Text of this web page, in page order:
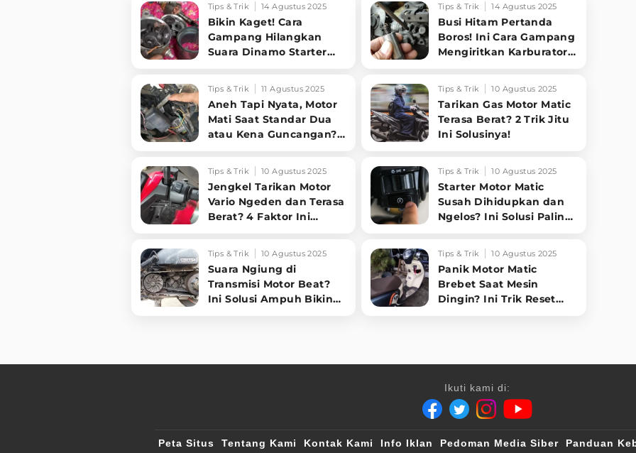
Tips & Trik 14 Agustus 2025
Bikin Kaget! Cara
Gampang Hilangkan
Suara Dinamo Starter
Dimatikan!
Tips & Trik 14 Agustus 2025
Busi Hitam Pertanda
Boros! Ini Cara Gampang
Mengiritkan Karburator
Tips & Trik 11 Agustus 2025
Aneh Tapi Nyata, Motor
Mati Saat Standar Dua
atau Kena Guncangan?
Kabel Ini!
Tips & Trik 10 Agustus 2025
Tarikan Gas Motor Matic
Terasa Berat? 2 Trik Jitu
Ini Solusinya!
Tips & Trik 10 Agustus 2025
Jengkel Tarikan Motor
Vario Ngeden dan Terasa
Berat? 4 Faktor Ini
Keroknya!
Tips & Trik 10 Agustus 2025
Starter Motor Matic
Susah Dihidupkan dan
Ngelos? Ini Solusi Paling
Tips & Trik 10 Agustus 2025
Suara Ngiung di
Transmisi Motor Beat?
Ini Solusi Ampuh Bikin
Tips & Trik 10 Agustus 2025
Panik Motor Matic
Brebet Saat Mesin
Dingin? Ini Trik Reset
Ikuti kami di:
Peta Situs Tentang Kami Kontak Kami Info Iklan Pedoman Media Siber Panduan